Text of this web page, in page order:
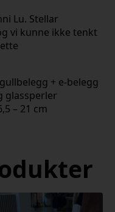
Lu. Stellar
vi kunne ikke tenkt
+ e-belegg
glassperler
– 21 cm